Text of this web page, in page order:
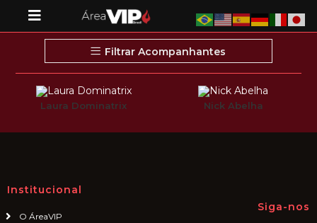
Filtrar Acompanhantes
Laura Dominatrix Nick Abelha
Institucional
O ÁreaVIP
Siga-nos